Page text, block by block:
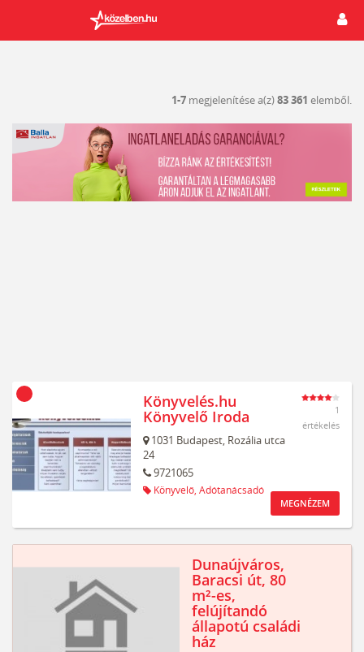
1-7 megjelenítése a(z)83 361 elemből.
Könyvelés.hu
Könyvelő Iroda
1031 Budapest, Rozália utca
24
9721065
Könyvelő, Adótanácsadó
1
értékelés
MEGNÉZEM
Dunaújváros,
Baracsi út, 80
m²-es,
felújítandó
állapotú családi
ház